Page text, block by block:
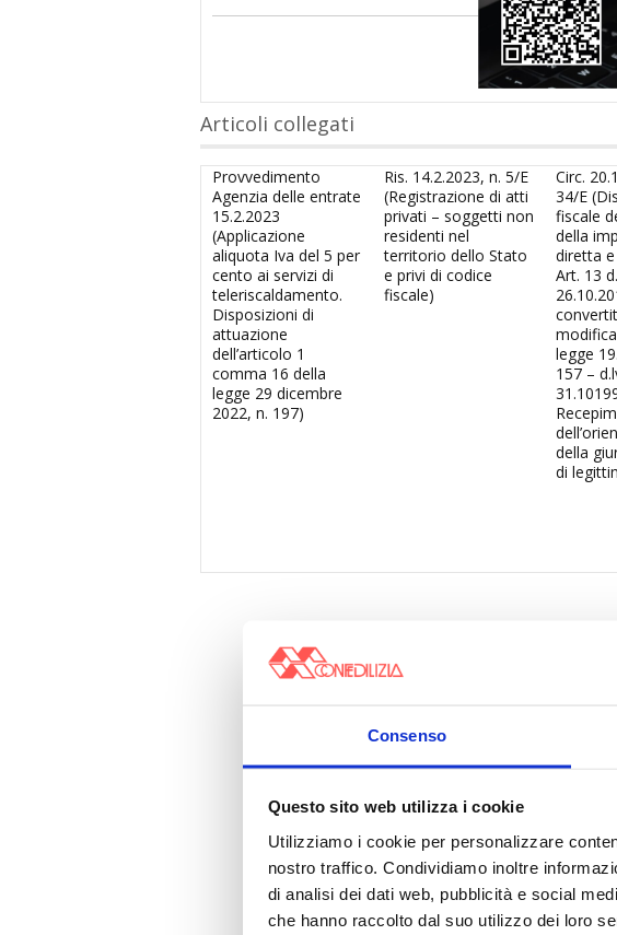
Consenso
Questo sito web utilizza i cookie
Utilizziamo i cookie per personalizzare
nostro traffico. Condividiamo inoltre
di analisi dei dati web, pubblicità e social
che hanno raccolto dal suo utilizzo dei loro
Articoli collegati
Provvedimento
Agenzia delle entrate
15.2.2023
(Applicazione
aliquota Iva del 5 per
cento ai servizi di
teleriscaldamento.
Disposizioni di
attuazione
dell’articolo 1
comma 16 della
legge 29 dicembre
2022, n. 197)
Ris. 14.2.2023, n. 5/E
(Registrazione di atti
privati – soggetti non
residenti nel
territorio dello Stato
e privi di codice
fiscale)
Circ.
34/E
fiscale
della
diretta
Art. 13
legge
157 –
della
di